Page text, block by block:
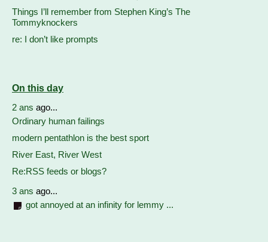
Things I’ll remember from Stephen King’s The
Tommyknockers
re: I don’t like prompts
On this day
2 ans ago...
Ordinary human failings
modern pentathlon is the best sport
River East, River West
Re:RSS feeds or blogs?
3 ans ago...
got annoyed at an infinity for lemmy ...